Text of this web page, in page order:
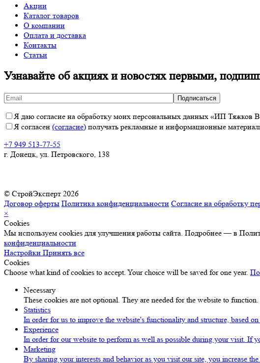
Акции
Каталог товаров
О компании
Оплата и доставка
Контакты
Статьи
Узнавайте об акциях и новостях первыми,
Я даю согласие на обработку моих персональных данных «ИП Тяжков
Я согласен (согласие) получать рекламные и информационные
+7 949 513-77-55
г. Донецк, ул. Петровского, 138
© СтройЭксперт 2026
Договор оферты Политика конфиденциальности Согласие на обработку
×
Cookies
Мы используем cookies для улучшения работы сайта. Подробнее — в
конфиденциальности
Настройки Принять все
Cookies
Choose what kind of cookies to accept. Your choice will be saved for one year.
Necessary
These cookies are not optional. They are needed for the website to function.
Statistics
In order for us to improve the website's functionality and structure, based
Experience
In order for our website to perform as well as possible during your visit. If
Marketing
By sharing your interests and behavior as you visit our site, you increase